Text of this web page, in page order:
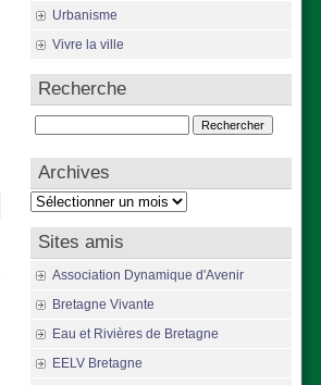
Urbanisme
Vivre la ville
Recherche
Archives
Archives
Sites amis
Association Dynamique d'Avenir
Bretagne Vivante
Eau et Rivières de Bretagne
EELV Bretagne